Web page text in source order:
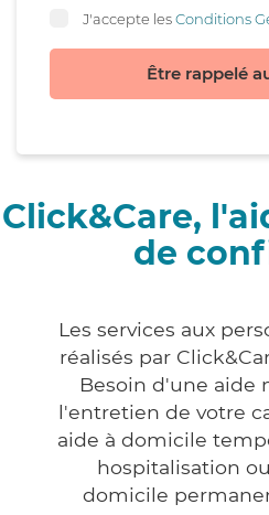
J'accepte lesConditions
Être rappelé
Click&Care,
de
Les services aux
réalisés par
Besoin d'une aide
l'entretien de votre
aide à domicile
hospitalisation
domicile